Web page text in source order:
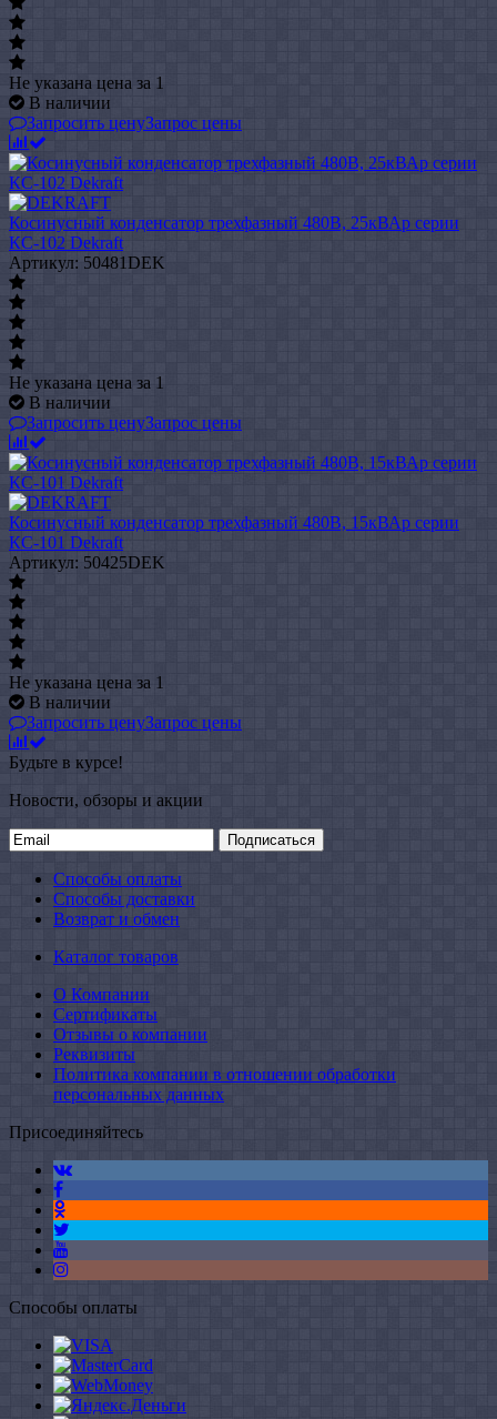
Не указана цена за 1
В наличии
Запросить ценуЗапрос цены
Косинусный конденсатор трехфазный 480В, 25кВАр серии
КС-102 Dekraft
Артикул: 50481DEK
Не указана цена за 1
В наличии
Запросить ценуЗапрос цены
Косинусный конденсатор трехфазный 480В, 15кВАр серии
КС-101 Dekraft
Артикул: 50425DEK
Не указана цена за 1
В наличии
Запросить ценуЗапрос цены
Будьте в курсе!
Новости, обзоры и акции
Подписаться
Способы оплаты
Способы доставки
Возврат и обмен
Каталог товаров
О Компании
Сертификаты
Отзывы о компании
Реквизиты
Политика компании в отношении обработки
персональных данных
Присоединяйтесь
Способы оплаты